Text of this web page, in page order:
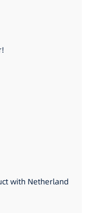
with Netherland